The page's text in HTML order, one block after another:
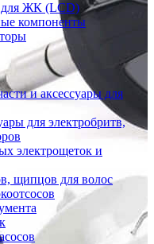
для ЖК (LCD)
компоненты
и аксессуары для
для электробритв,
электрощеток и
щипцов для волос